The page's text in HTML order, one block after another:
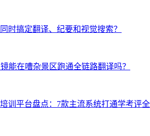
时搞定翻译、纪要和视觉搜索？
能在嘈杂景区跑通全链路翻译吗？
训平台盘点：7款主流系统打通学考评